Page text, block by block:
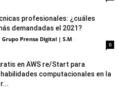
profesionales: ¿cuáles
demandadas el 2021?
Prensa Digital | S.M -
0
en AWS re/Start para
computacionales en la